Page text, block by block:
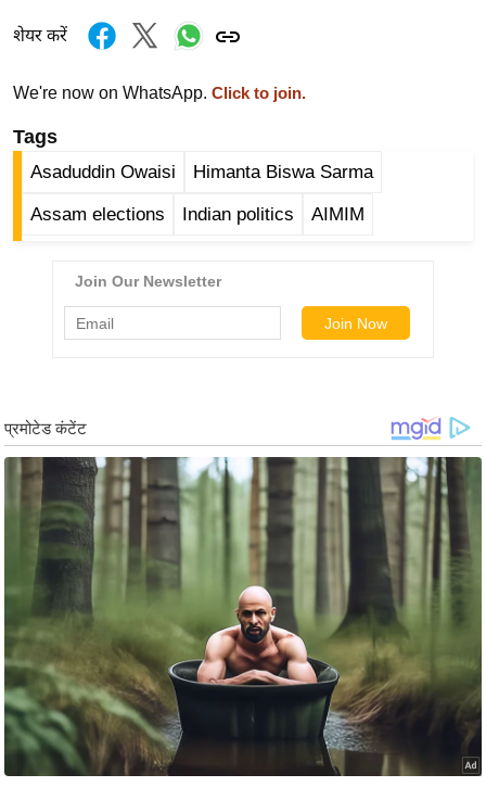
रं
न
ज
त
बॉ
ड
फि
ल्म
स
मी
क्षा
B
r
e
a
k
i
शेयर करें
We're now on WhatsApp. Click to join.
Tags
Asaduddin Owaisi Himanta Biswa Sarma
Assam elections Indian politics AIMIM